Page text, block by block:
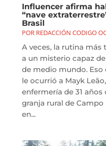
Influencer afirma
“nave
Brasil
POR REDACCIÓN CODIGO
A veces, la rutina más
a un misterio capaz
de medio mundo.
le ocurrió a Mayk
enfermería de 31 años
granja rural de
en...